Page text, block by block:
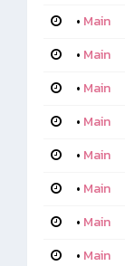
• Main
• Main
• Main
• Main
• Main
• Main
• Main
• Main